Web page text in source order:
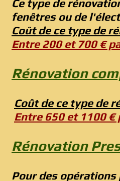
Ce type de
fenêtres ou de
Coût de ce type de
Entre 200 et 700 €
Rénovation
Coût de ce type de
Entre 650 et 1100 €
Rénovation
Pour des